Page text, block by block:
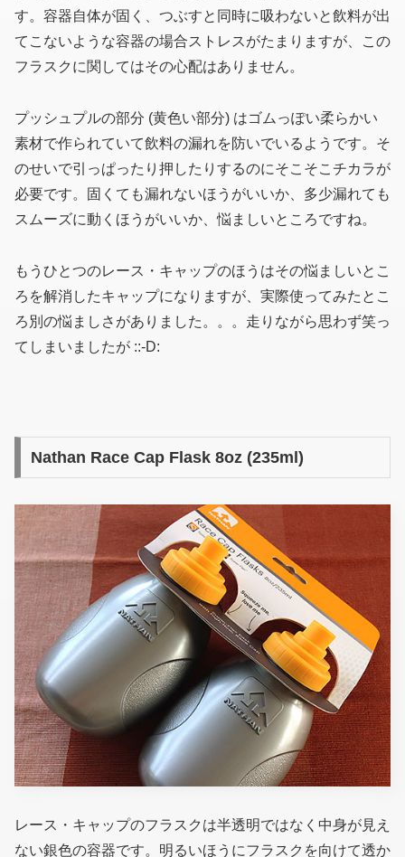
す。容器自体が固く、つぶすと同時に吸わないと飲料が出
てこないような容器の場合ストレスがたまりますが、この
フラスクに関してはその心配はありません。
プッシュプルの部分 (黄色い部分) はゴムっぽい柔らかい
素材で作られていて飲料の漏れを防いでいるようです。そ
のせいで引っぱったり押したりするのにそこそこチカラが
必要です。固くても漏れないほうがいいか、多少漏れても
スムーズに動くほうがいいか、悩ましいところですね。
もうひとつのレース・キャップのほうはその悩ましいとこ
ろを解消したキャップになりますが、実際使ってみたとこ
ろ別の悩ましさがありました。。。走りながら思わず笑っ
てしまいましたが ::-D:
Nathan Race Cap Flask 8oz (235ml)
レース・キャップのフラスクは半透明ではなく中身が見え
ない銀色の容器です。明るいほうにフラスクを向けて透か